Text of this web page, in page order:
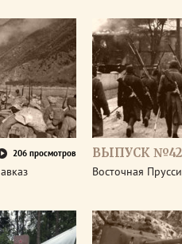
206 просмотров ВЫПУСК №42
Восточная